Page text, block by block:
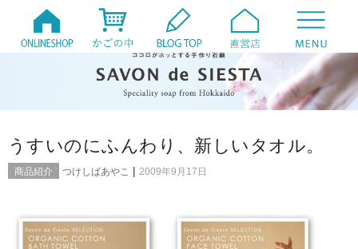
うすいのにふんわり、新しいタオル。
商品紹介 つけしばあやこ | 2009年9月17日